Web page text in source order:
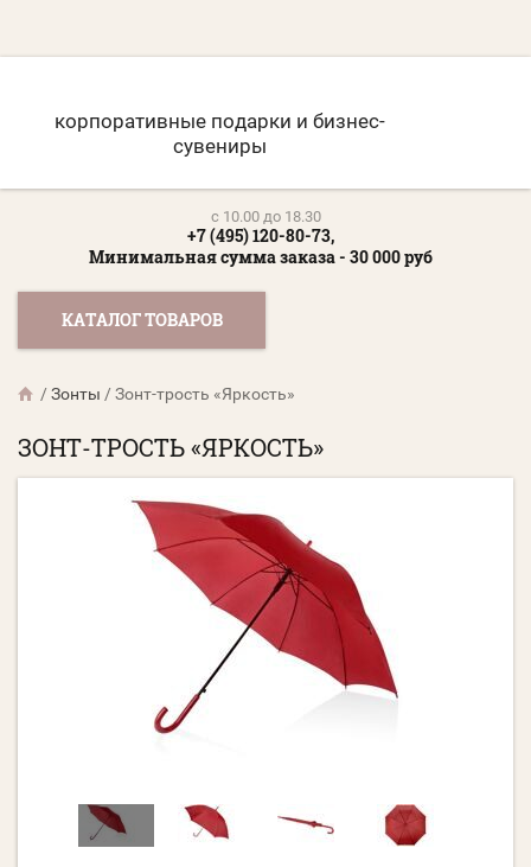
корпоративные подарки и бизнес-
сувениры
c 10.00 до 18.30
+7 (495) 120-80-73,
Минимальная сумма заказа - 30 000 руб
КАТАЛОГ ТОВАРОВ
/Зонты /Зонт-трость «Яркость»
ЗОНТ-ТРОСТЬ «ЯРКОСТЬ»